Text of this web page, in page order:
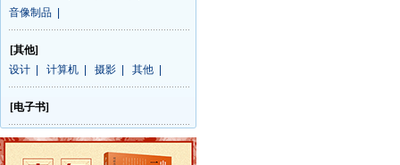
音像制品
[其他]
设计
计算机 摄影 其他
[电子书]